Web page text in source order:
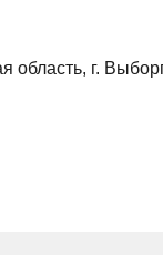
область, г.